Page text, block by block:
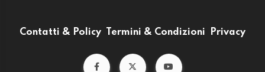
Contatti & Policy Termini & Condizioni Privacy